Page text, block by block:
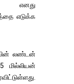
எனது
எடுக்க
லண்டன்
மில்லியன்